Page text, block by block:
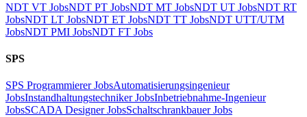
NDT VT JobsNDT PT JobsNDT MT JobsNDT UT JobsNDT RT
JobsNDT LT JobsNDT ET JobsNDT TT JobsNDT UTT/UTM
JobsNDT PMI JobsNDT FT Jobs
SPS
SPS Programmierer JobsAutomatisierungsingenieur
JobsInstandhaltungstechniker JobsInbetriebnahme-Ingenieur
JobsSCADA Designer JobsSchaltschrankbauer Jobs